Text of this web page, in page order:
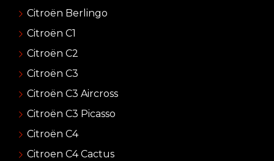
Citroën Berlingo
Citroën C1
Citroën C2
Citroën C3
Citroën C3 Aircross
Citroën C3 Picasso
Citroën C4
Citroen C4 Cactus